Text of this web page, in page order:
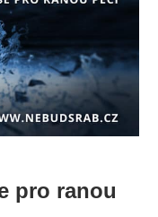
pro ranou